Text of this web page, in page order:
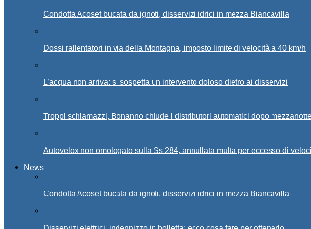
Condotta Acoset bucata da ignoti, disservizi idrici in mezza Biancavilla
Dossi rallentatori in via della Montagna, imposto limite di velocità a 40 km/h
L’acqua non arriva: si sospetta un intervento doloso dietro ai disservizi
Troppi schiamazzi, Bonanno chiude i distributori automatici dopo mezzanotte
Autovelox non omologato sulla Ss 284, annullata multa per eccesso di
News
Condotta Acoset bucata da ignoti, disservizi idrici in mezza Biancavilla